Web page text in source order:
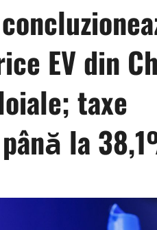
EV din
taxe
la